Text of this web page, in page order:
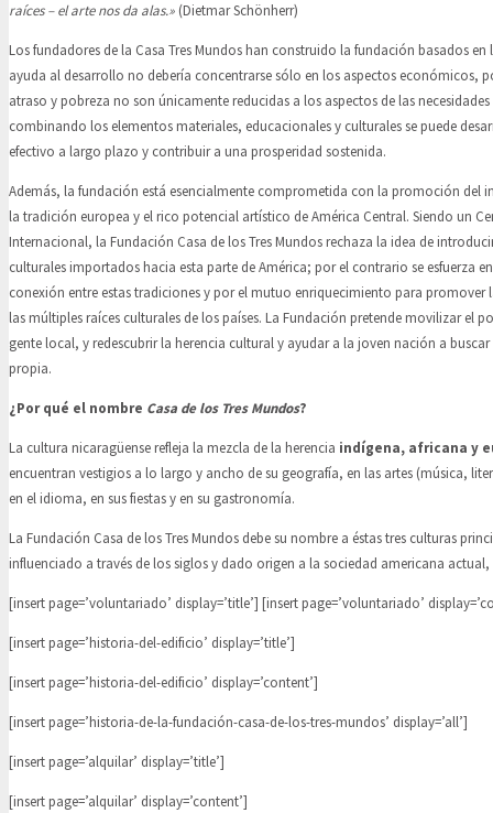
raíces–el arte nos da alas.» (Dietmar Schönherr)
Los fundadores de la Casa Tres Mundos han construido la fundación basados
ayuda al desarrollo no debería concentrarse sólo en los aspectos económicos,
atraso y pobreza no son únicamente reducidas a los aspectos de las
combinando los elementos materiales, educacionales y culturales se puede
efectivo a largo plazo y contribuir a una prosperidad sostenida.
Además, la fundación está esencialmente comprometida con la promoción del
la tradición europea y el rico potencial artístico de América Central. Siendo un
Internacional, la Fundación Casa de los Tres Mundos rechaza la idea de
culturales importados hacia esta parte de América; por el contrario se esfuerza
conexión entre estas tradiciones y por el mutuo enriquecimiento para promover
las múltiples raíces culturales de los países. La Fundación pretende movilizar el
gente local, y redescubrir la herencia cultural y ayudar a la joven nación a
propia.
¿Por qué el nombre Casa de los Tres Mundos?
La cultura nicaragüense refleja la mezcla de la herencia indígena, africana y
encuentran vestigios a lo largo y ancho de su geografía, en las artes (música,
en el idioma, en sus fiestas y en su gastronomía.
La Fundación Casa de los Tres Mundos debe su nombre a éstas tres culturas
influenciado a través de los siglos y dado origen a la sociedad americana
[insert page=’voluntariado’ display=’title’] [insert page=’voluntariado’
[insert page=’historia-del-edificio’ display=’title’]
[insert page=’historia-del-edificio’ display=’content’]
[insert page=’historia-de-la-fundación-casa-de-los-tres-mundos’ display=’all’]
[insert page=’alquilar’ display=’title’]
[insert page=’alquilar’ display=’content’]